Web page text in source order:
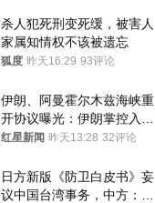
杀人犯死刑变死缓，被害人
家属知情权不该被遗忘
狐度 昨天16:29 93评论
伊朗、阿曼霍尔木兹海峡重
开协议曝光：伊朗掌控入湾
航道，与阿曼平分“服务费”
红星新闻 昨天13:28 32评论
日方新版《防卫白皮书》妄
议中国台湾事务，中方：强